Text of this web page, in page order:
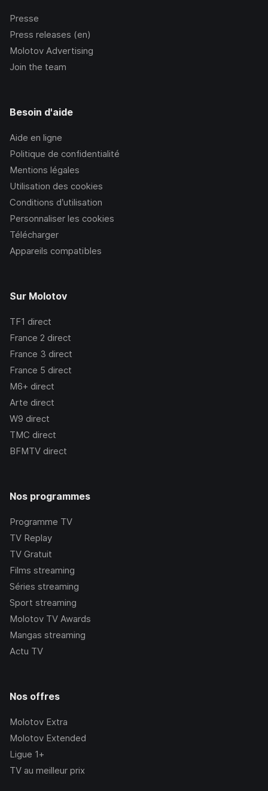
Presse
Press releases (en)
Molotov Advertising
Join the team
Besoin d'aide
Aide en ligne
Politique de confidentialité
Mentions légales
Utilisation des cookies
Conditions d’utilisation
Personnaliser les cookies
Télécharger
Appareils compatibles
Sur Molotov
TF1 direct
France 2 direct
France 3 direct
France 5 direct
M6+ direct
Arte direct
W9 direct
TMC direct
BFMTV direct
Nos programmes
Programme TV
TV Replay
TV Gratuit
Films streaming
Séries streaming
Sport streaming
Molotov TV Awards
Mangas streaming
Actu TV
Nos offres
Molotov Extra
Molotov Extended
Ligue 1+
TV au meilleur prix